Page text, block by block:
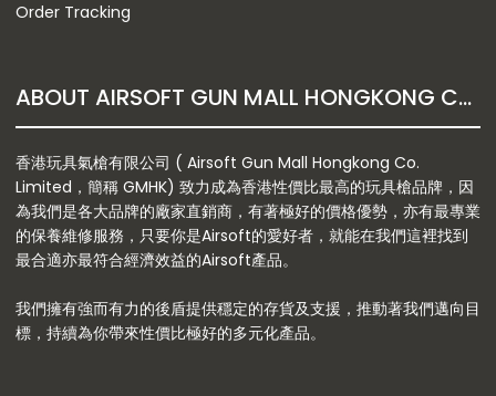
Order Tracking
ABOUT AIRSOFT GUN MALL HONGKONG CO. LTD
香港玩具氣槍有限公司 ( Airsoft Gun Mall Hongkong Co.
Limited，簡稱 GMHK) 致力成為香港性價比最高的玩具槍品牌，因
為我們是各大品牌的廠家直銷商，有著極好的價格優勢，亦有最專業
的保養維修服務，只要你是Airsoft的愛好者，就能在我們這裡找到
最合適亦最符合經濟效益的Airsoft產品。
我們擁有強而有力的後盾提供穩定的存貨及支援，推動著我們邁向目
標，持續為你帶來性價比極好的多元化產品。